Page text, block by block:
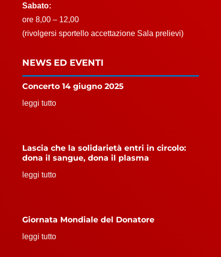
Sabato:
ore 8,00 – 12,00
(rivolgersi sportello accettazione Sala prelievi)
NEWS ED EVENTI
Concerto 14 giugno 2025
leggi tutto
Lascia che la solidarietà entri in circolo:
dona il sangue, dona il plasma
leggi tutto
Giornata Mondiale del Donatore
leggi tutto